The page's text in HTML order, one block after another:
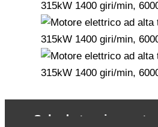
Scheda tecnica